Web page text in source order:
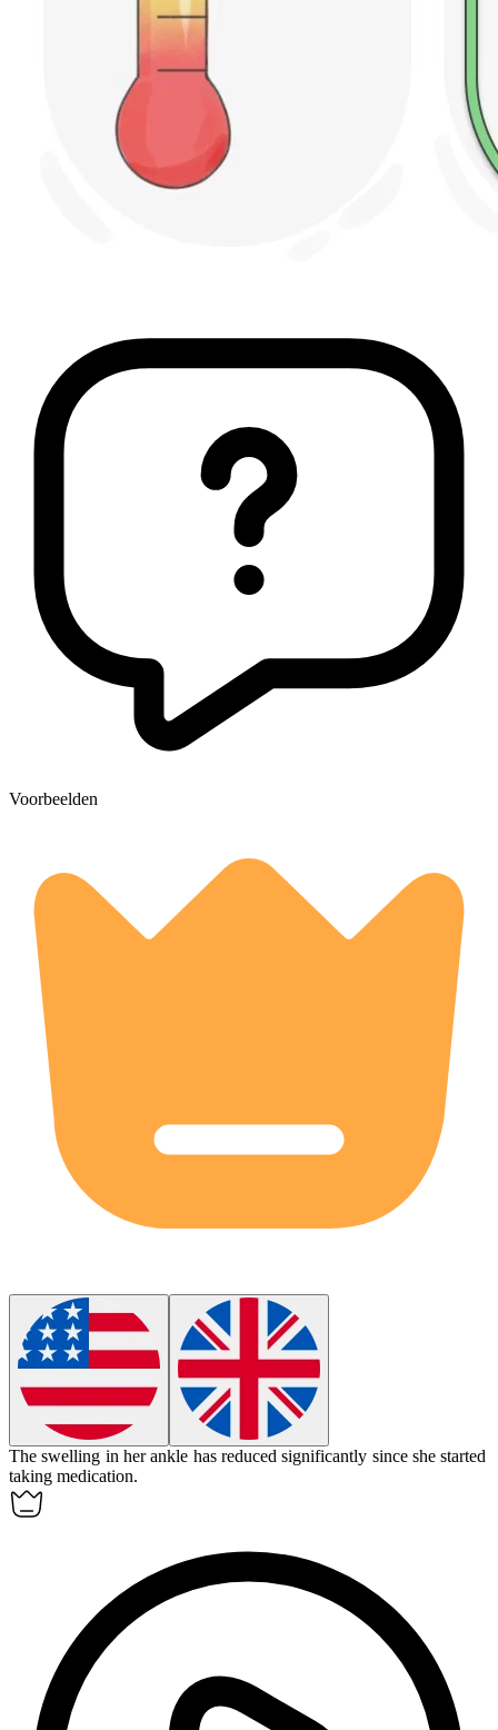
Voorbeelden
The swelling in her ankle has reduced significantly since she started
taking medication.